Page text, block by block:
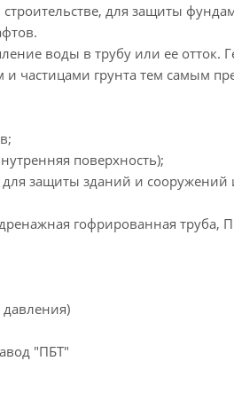
для защиты
воды в трубу или ее отток.
частицами грунта тем самым
поверхность);
для защиты зданий и
гофрированная труба,
"ПБТ"